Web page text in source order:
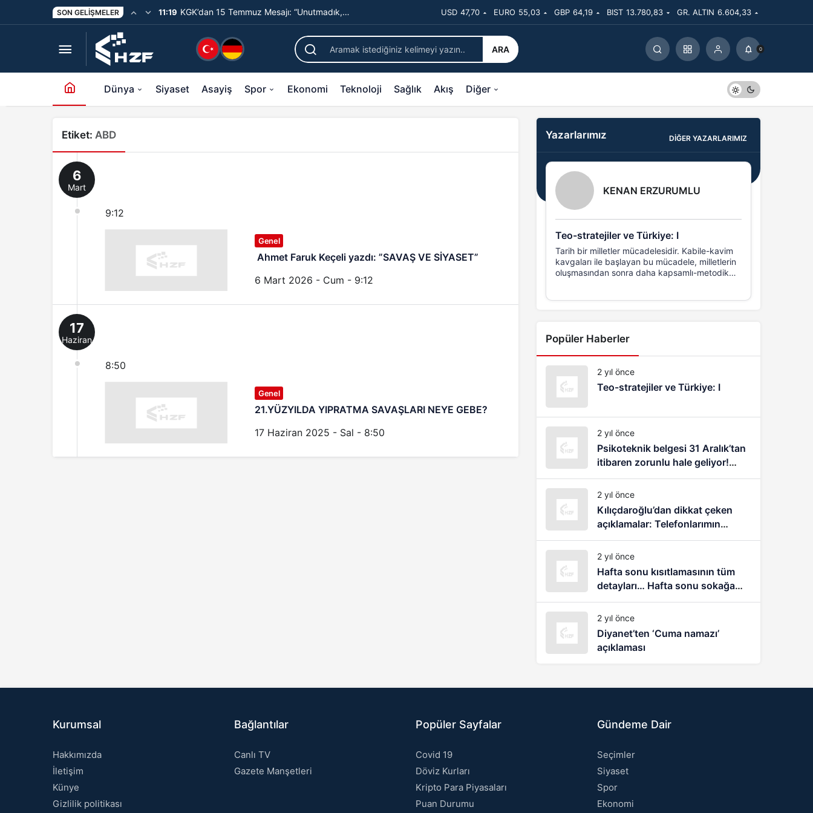
SON GELIŞMELER 11:19 KGK’dan 15 Temmuz Mesajı: “Unutmadık,
Unutturmayacağız”
USD 47,70 EURO 55,03 GBP 64,19 BIST 13.780,83 GR. ALTIN 6.604,33
ARA 0
Dünya Siyaset Asayiş Spor Ekonomi Teknoloji Sağlık Akış Diğer
Etiket: ABD
6
Mart
9:12
Genel
Ahmet Faruk Keçeli yazdı: ”SAVAŞ VE SİYASET”
6 Mart 2026 - Cum - 9:12
17
Haziran
8:50
Genel
21.YÜZYILDA YIPRATMA SAVAŞLARI NEYE GEBE?
17 Haziran 2025 - Sal - 8:50
Yazarlarımız
KENAN ERZURUMLU
Teo-stratejiler ve Türkiye: I
Tarih bir milletler mücadelesidir. Kabile-kavim
kavgaları ile başlayan bu mücadele, milletlerin
oluşmasından sonra daha kapsamlı-metodik
DIĞER YAZARLARIMIZ
Popüler Haberler
2 yıl önce
Teo-stratejiler ve Türkiye: I
2 yıl önce
Psikoteknik belgesi 31 Aralık’tan
itibaren zorunlu hale geliyor!
1083 lira cezası var
2 yıl önce
Kılıçdaroğlu’dan dikkat çeken
açıklamalar: Telefonlarımın
dinlendiğini, takip edildiğimi
biliyorum
2 yıl önce
Hafta sonu kısıtlamasının tüm
detayları… Hafta sonu sokağa
çıkma yasağı nasıl olacak?
2 yıl önce
Diyanet’ten ‘Cuma namazı’
açıklaması
Kurumsal
Hakkımızda
İletişim
Künye
Gizlilik politikası
Bağlantılar
Canlı TV
Gazete Manşetleri
Popüler Sayfalar
Covid 19
Döviz Kurları
Kripto Para Piyasaları
Puan Durumu
Gündeme Dair
Seçimler
Siyaset
Spor
Ekonomi